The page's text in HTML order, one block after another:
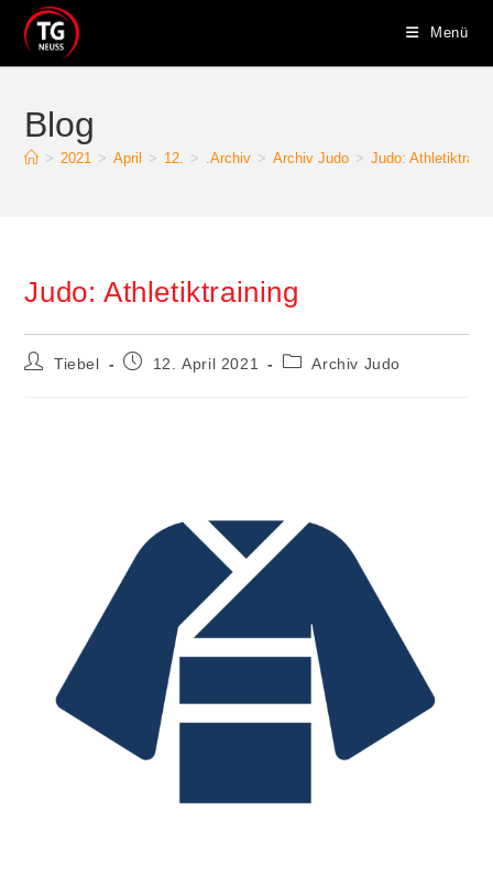
Menü
Blog
> 2021 > April > 12. > .Archiv > Archiv Judo > Judo:
Judo: Athletiktraining
Tiebel 12. April 2021 Archiv Judo